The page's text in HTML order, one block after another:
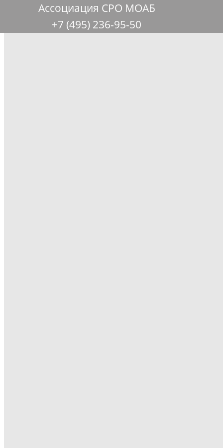
Ассоциация СРО МОАБ
+7 (495) 236-95-50